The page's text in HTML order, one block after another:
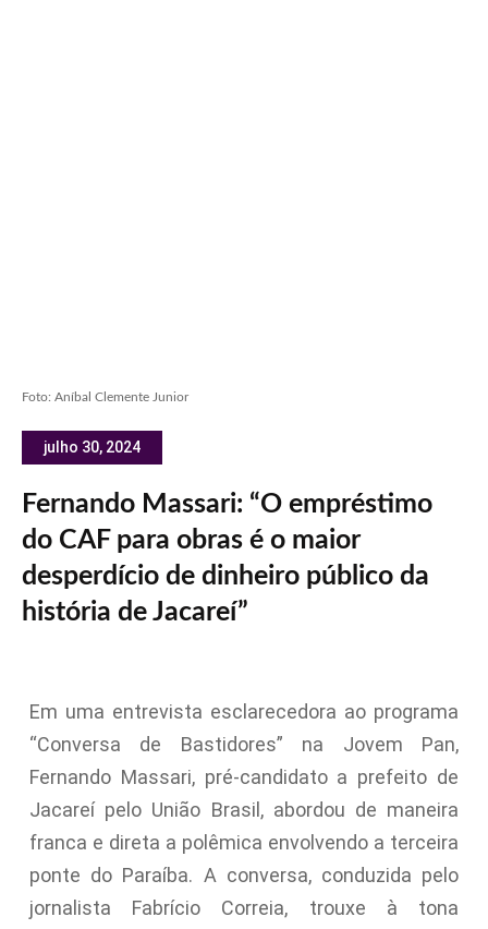
Foto: Aníbal Clemente Junior
julho 30, 2024
Fernando Massari: “O empréstimo
do CAF para obras é o maior
desperdício de dinheiro público da
história de Jacareí”
Em uma entrevista esclarecedora ao programa
“Conversa de Bastidores” na Jovem Pan,
Fernando Massari, pré-candidato a prefeito de
Jacareí pelo União Brasil, abordou de maneira
franca e direta a polêmica envolvendo a terceira
ponte do Paraíba. A conversa, conduzida pelo
jornalista Fabrício Correia, trouxe à tona